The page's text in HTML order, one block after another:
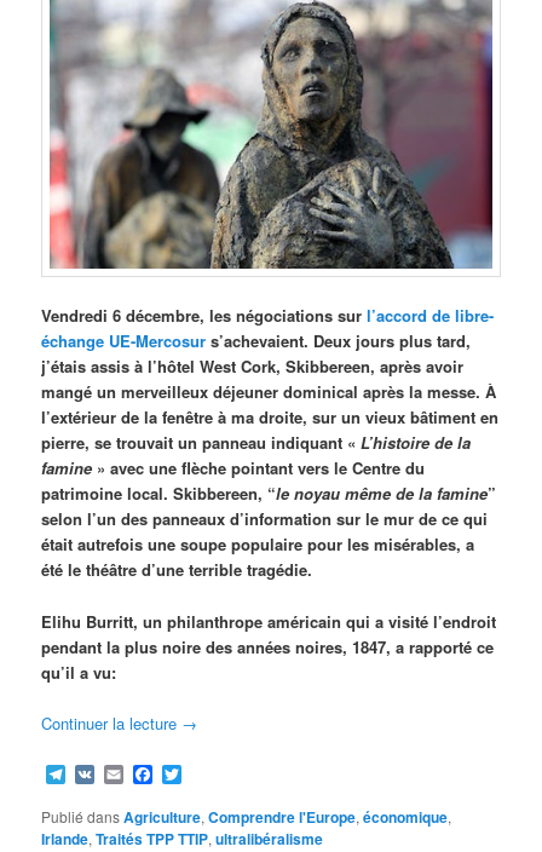
Vendredi 6 décembre, les négociations surl’accord de libre-
échange UE-Mercosur s’achevaient. Deux jours plus tard,
j’étais assis à l’hôtel West Cork, Skibbereen, après avoir
mangé un merveilleux déjeuner dominical après la messe. À
l’extérieur de la fenêtre à ma droite, sur un vieux bâtiment en
pierre, se trouvait un panneau indiquant «L’histoire de la
famine » avec une flèche pointant vers le Centre du
patrimoine local. Skibbereen, “le noyau même de la famine”
selon l’un des panneaux d’information sur le mur de ce qui
était autrefois une soupe populaire pour les misérables, a
été le théâtre d’une terrible tragédie.
Elihu Burritt, un philanthrope américain qui a visité l’endroit
pendant la plus noire des années noires, 1847, a rapporté ce
qu’il a vu:
Continuer la lecture →
Telegram
VK EmailFacebook
Publié dansAgriculture,Comprendre l'Europe,économique,
Irlande,Traités TPP TTIP,ultralibéralisme